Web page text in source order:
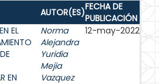
AUTOR(ES)FECHA DE
PUBLICACIÓN
EL
EN
Norma
Alejandra
Yuridia
Mejia
Vazquez
12-may-2022